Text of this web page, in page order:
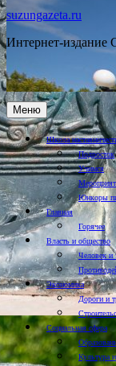
suzungazeta.ru
Интернет-издание
Меню
Школа
Подросток
Учимся
Юнкоры
Главная
Горячее
Власть и общество
Человек и
Экономика
Дороги и
Социальная сфера
Культура